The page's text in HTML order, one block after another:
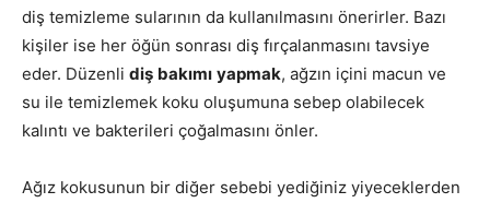
diş temizleme sularının da kullanılmasını önerirler. Bazı
kişiler ise her öğün sonrası diş fırçalanmasını tavsiye
eder. Düzenli diş bakımı yapmak, ağzın içini macun ve
su ile temizlemek koku oluşumuna sebep olabilecek
kalıntı ve bakterileri çoğalmasını önler.
Ağız kokusunun bir diğer sebebi yediğiniz yiyeceklerden